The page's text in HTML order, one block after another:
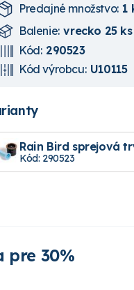
Predajné množstvo: 1
Balenie: vrecko 25 ks
Kód: 290523
Kód výrobcu: U10115
Rain Bird sprejová
Kód: 290523
pre 30%